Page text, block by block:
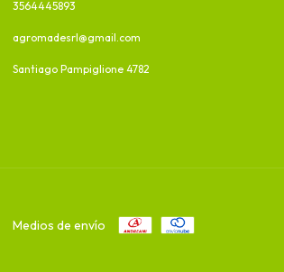
3564445893
agromadesrl@gmail.com
Santiago Pampiglione 4782
Medios de envío